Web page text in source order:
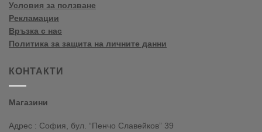
Условия за ползване
Рекламации
Връзка с нас
Политика за защита на личните данни
КОНТАКТИ
Магазини
Адрес : София, бул. “Пенчо Славейков” 39